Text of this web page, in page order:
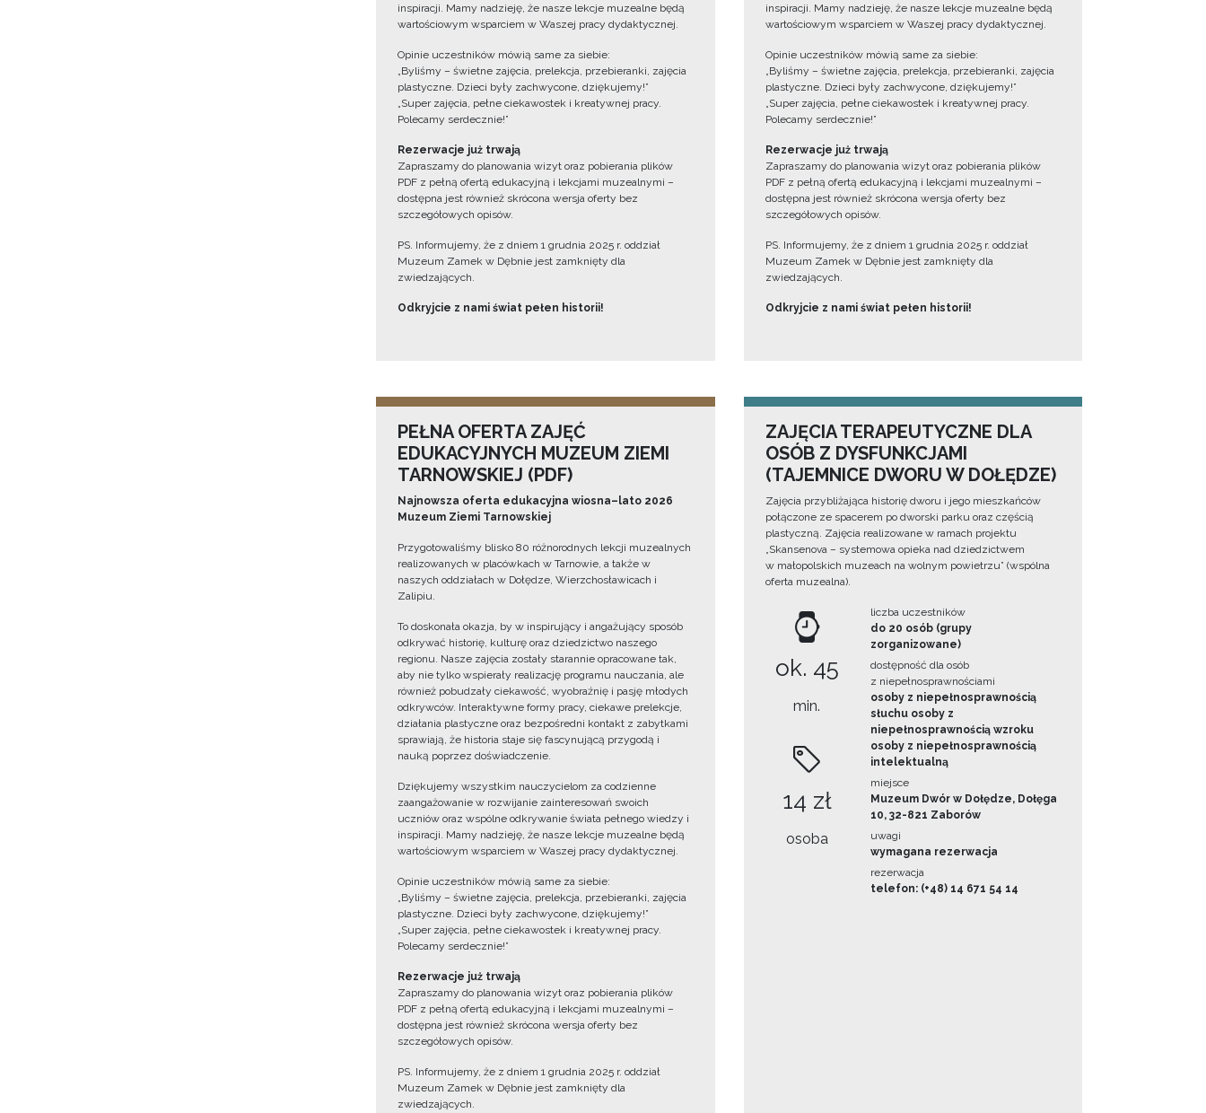
inspiracji. Mamy nadzieję, że nasze lekcje muzealne będą
wartościowym wsparciem w Waszej pracy dydaktycznej.
Opinie uczestników mówią same za siebie:
„Byliśmy – świetne zajęcia, prelekcja, przebieranki, zajęcia
plastyczne. Dzieci były zachwycone, dziękujemy!”
„Super zajęcia, pełne ciekawostek i kreatywnej pracy.
Polecamy serdecznie!”
Rezerwacje już trwają
Zapraszamy do planowania wizyt oraz pobierania plików
PDF z pełną ofertą edukacyjną i lekcjami muzealnymi –
dostępna jest również skrócona wersja oferty bez
szczegółowych opisów.
PS. Informujemy, że z dniem 1 grudnia 2025 r. oddział
Muzeum Zamek w Dębnie jest zamknięty dla
zwiedzających.
Odkryjcie z nami świat pełen historii!
inspiracji. Mamy nadzieję, że nasze lekcje muzealne będą
wartościowym wsparciem w Waszej pracy dydaktycznej.
Opinie uczestników mówią same za siebie:
„Byliśmy – świetne zajęcia, prelekcja, przebieranki, zajęcia
plastyczne. Dzieci były zachwycone, dziękujemy!”
„Super zajęcia, pełne ciekawostek i kreatywnej pracy.
Polecamy serdecznie!”
Rezerwacje już trwają
Zapraszamy do planowania wizyt oraz pobierania plików
PDF z pełną ofertą edukacyjną i lekcjami muzealnymi –
dostępna jest również skrócona wersja oferty bez
szczegółowych opisów.
PS. Informujemy, że z dniem 1 grudnia 2025 r. oddział
Muzeum Zamek w Dębnie jest zamknięty dla
zwiedzających.
Odkryjcie z nami świat pełen historii!
PEŁNA OFERTA ZAJĘĆ
EDUKACYJNYCH MUZEUM ZIEMI
TARNOWSKIEJ (PDF)
Najnowsza oferta edukacyjna wiosna–lato 2026
Muzeum Ziemi Tarnowskiej
Przygotowaliśmy blisko 80 różnorodnych lekcji muzealnych
realizowanych w placówkach w Tarnowie, a także w
naszych oddziałach w Dołędze, Wierzchosławicach i
Zalipiu.
To doskonała okazja, by w inspirujący i angażujący sposób
odkrywać historię, kulturę oraz dziedzictwo naszego
regionu. Nasze zajęcia zostały starannie opracowane tak,
aby nie tylko wspierały realizację programu nauczania, ale
również pobudzały ciekawość, wyobraźnię i pasję młodych
odkrywców. Interaktywne formy pracy, ciekawe prelekcje,
działania plastyczne oraz bezpośredni kontakt z zabytkami
sprawiają, że historia staje się fascynującą przygodą i
nauką poprzez doświadczenie.
Dziękujemy wszystkim nauczycielom za codzienne
zaangażowanie w rozwijanie zainteresowań swoich
uczniów oraz wspólne odkrywanie świata pełnego wiedzy i
inspiracji. Mamy nadzieję, że nasze lekcje muzealne będą
wartościowym wsparciem w Waszej pracy dydaktycznej.
Opinie uczestników mówią same za siebie:
„Byliśmy – świetne zajęcia, prelekcja, przebieranki, zajęcia
plastyczne. Dzieci były zachwycone, dziękujemy!”
„Super zajęcia, pełne ciekawostek i kreatywnej pracy.
Polecamy serdecznie!”
Rezerwacje już trwają
Zapraszamy do planowania wizyt oraz pobierania plików
PDF z pełną ofertą edukacyjną i lekcjami muzealnymi –
dostępna jest również skrócona wersja oferty bez
szczegółowych opisów.
PS. Informujemy, że z dniem 1 grudnia 2025 r. oddział
Muzeum Zamek w Dębnie jest zamknięty dla
zwiedzających.
ZAJĘCIA TERAPEUTYCZNE DLA
OSÓB Z DYSFUNKCJAMI
(TAJEMNICE DWORU W DOŁĘDZE)
Zajęcia przybliżająca historię dworu i jego mieszkańców
połączone ze spacerem po dworski parku oraz częścią
plastyczną. Zajęcia realizowane w ramach projektu
„Skansenova – systemowa opieka nad dziedzictwem
w małopolskich muzeach na wolnym powietrzu” (wspólna
oferta muzealna).
ok. 45
min.
14 zł
osoba
liczba uczestników
do 20 osób (grupy
zorganizowane)
dostępność dla osób
z niepełnosprawnościami
osoby z niepełnosprawnością
słuchu osoby z
niepełnosprawnością wzroku
osoby z niepełnosprawnością
intelektualną
miejsce
Muzeum Dwór w Dołędze, Dołęga
10, 32-821 Zaborów
uwagi
wymagana rezerwacja
rezerwacja
telefon: (+48) 14 671 54 14